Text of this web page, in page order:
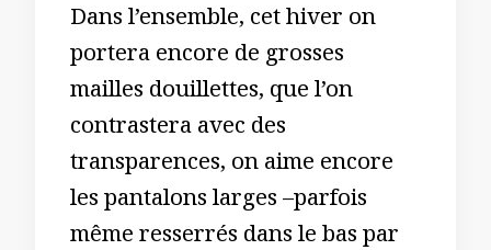
Dans l’ensemble, cet hiver on
portera encore de grosses
mailles douillettes, que l’on
contrastera avec des
transparences, on aime encore
les pantalons larges –parfois
même resserrés dans le bas par